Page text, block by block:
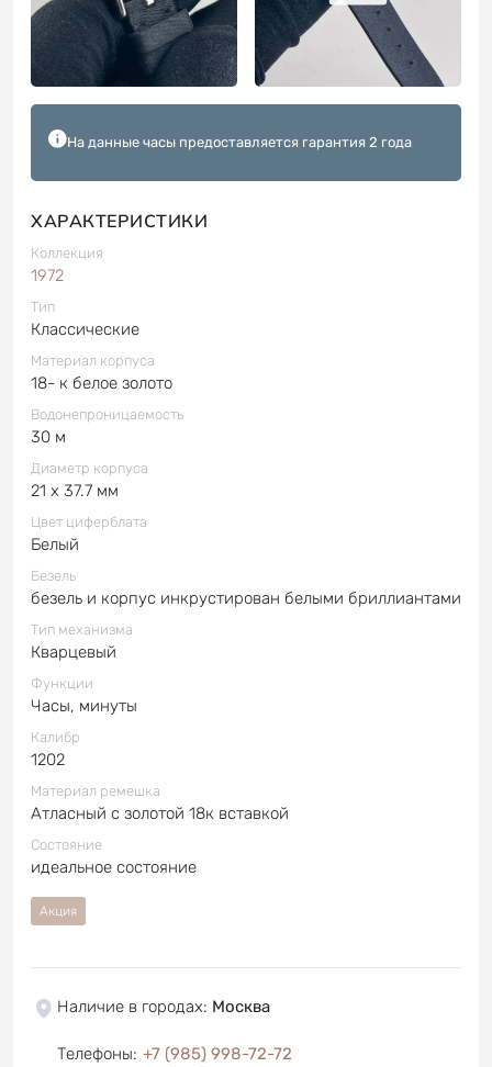
На данные часы предоставляется гарантия 2 года
ХАРАКТЕРИСТИКИ
Коллекция
1972
Тип
Классические
Материал корпуса
18- к белое золото
Водонепроницаемость
30 м
Диаметр корпуса
21 x 37.7 мм
Цвет циферблата
Белый
Безель
безель и корпус инкрустирован белыми бриллиантами
Тип механизма
Кварцевый
Функции
Часы, минуты
Калибр
1202
Материал ремешка
Атласный с золотой 18к вставкой
Состояние
идеальное состояние
Акция
Наличие в городах: Москва
Телефоны: +7 (985) 998-72-72